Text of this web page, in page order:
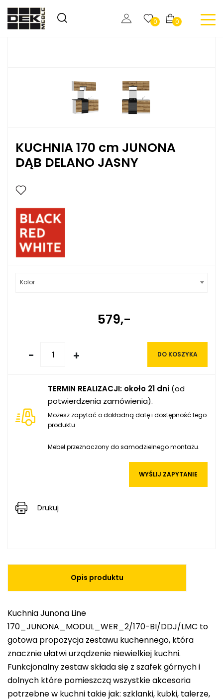
0 0
KUCHNIA 170 cm JUNONA
DĄB DELANO JASNY
Kolor
579,-
- + DO KOSZYKA
TERMIN REALIZACJI: około 21 dni (od
potwierdzenia zamówienia).
Możesz zapytać o dokładną datę i dostępność tego
produktu
Mebel przeznaczony do samodzielnego montażu.
WYŚLIJ ZAPYTANIE
Drukuj
Opis produktu
Kuchnia Junona Line
170_JUNONA_MODUL_WER_2/170-BI/DDJ/LMC to
gotowa propozycja zestawu kuchennego, która
znacznie ułatwi urządzenie niewielkiej kuchni.
Funkcjonalny zestaw składa się z szafek górnych i
dolnych które pomieszczą wszystkie akcesoria
potrzebne w kuchni takie jak: szklanki, kubki, talerze,